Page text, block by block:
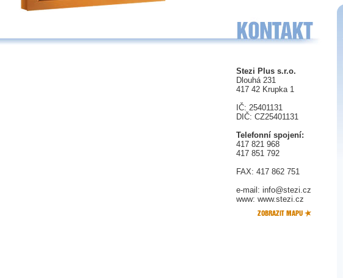
Stezi Plus s.r.o.
Dlouhá 231
417 42 Krupka 1
IČ: 25401131
DIČ: CZ25401131
Telefonní spojení:
417 821 968
417 851 792
FAX: 417 862 751
e-mail: info@stezi.cz
www: www.stezi.cz